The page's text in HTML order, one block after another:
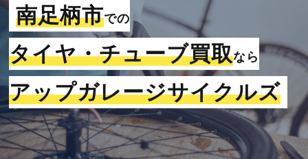
南足柄市での
タイヤ・チューブ買取なら
アップガレージサイクルズ